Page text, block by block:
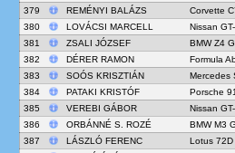
379
REMÉNYI BALÁZS
Corvette
380
LOVÁCSI MARCELL
Nissan
381
ZSALI JÓZSEF
BMW Z4
382
DÉRER RAMON
Formula
383
SOÓS KRISZTIÁN
Mercedes
384
PATAKI KRISTÓF
Porsche
385
VEREBI GÁBOR
Nissan
386
ORBÁNNÉ S. ROZÉ
BMW M3
387
LÁSZLÓ FERENC
Lotus 72D